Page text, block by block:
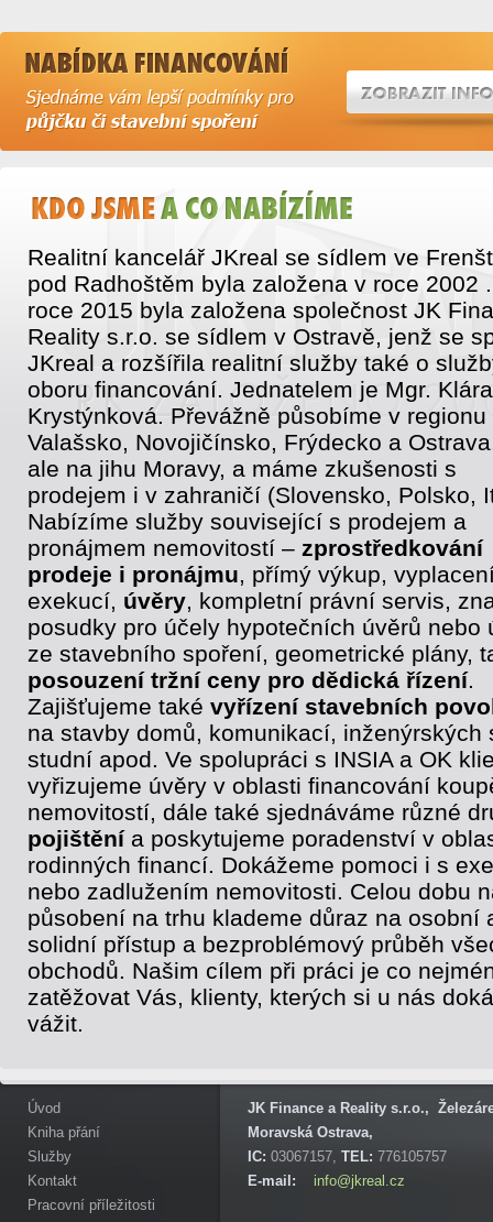
Realitní kancelář JKreal se sídlem ve
pod Radhoštěm byla založena v roce 2002
roce 2015 byla založena společnost JK
Reality s.r.o. se sídlem v Ostravě, jenž se
JKreal a rozšířila realitní služby také o
oboru financování. Jednatelem je Mgr. Klára
Krystýnková. Převážně působíme v regionu
Valašsko, Novojičínsko, Frýdecko a
ale na jihu Moravy, a máme zkušenosti s
prodejem i v zahraničí (Slovensko, Polsko,
Nabízíme služby související s prodejem a
pronájmem nemovitostí – zprostředkování
prodeje i pronájmu, přímý výkup,
exekucí, úvěry, kompletní právní servis,
posudky pro účely hypotečních úvěrů nebo
ze stavebního spoření, geometrické plány,
posouzení tržní ceny pro dědická řízení.
Zajišťujeme také vyřízení stavebních
na stavby domů, komunikací, inženýrských
studní apod. Ve spolupráci s INSIA a OK
vyřizujeme úvěry v oblasti financování
nemovitostí, dále také sjednáváme různé
pojištěnía poskytujeme poradenství v
rodinných financí. Dokážeme pomoci i s
nebo zadlužením nemovitosti. Celou dobu
působení na trhu klademe důraz na osobní
solidní přístup a bezproblémový průběh
obchodů. Našim cílem při práci je co
zatěžovat Vás, klienty, kterých si u nás
vážit.
Úvod
Kniha přání
Služby
Kontakt
Pracovní příležitosti
JK Finance a Reality s.r.o.,
Moravská Ostrava,
IC: 03067157, TEL: 776105757
E-mail:
info@jkreal.cz